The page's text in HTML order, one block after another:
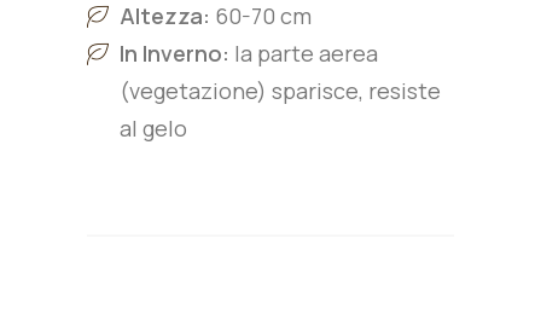
Altezza: 60-70 cm
In Inverno: la parte aerea
(vegetazione) sparisce, resiste
al gelo